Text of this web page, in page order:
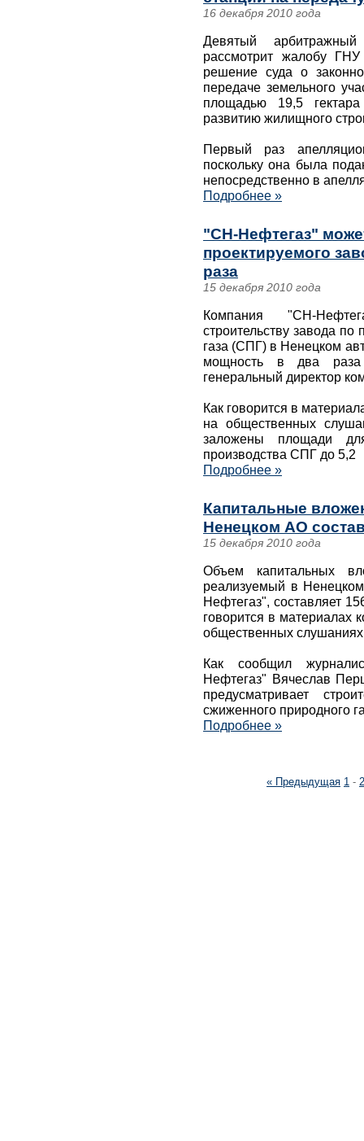
16 декабря 2010 года
Девятый
рассмотрит жалобу
решение суда о
передаче земельного
площадью 19,5
развитию жилищного
Первый раз
поскольку она была
непосредственно в
Подробнее »
"СН-Нефтегаз"
проектируемого
раза
15 декабря 2010 года
Компания "СН-
строительству завода по
газа (СПГ) в Ненецком
мощность в два
генеральный директор
Как говорится в
на общественных
заложены площади
производства СПГ до 5,2
Подробнее »
Капитальные
Ненецком АО
15 декабря 2010 года
Объем капитальных
реализуемый в
Нефтегаз", составляет
говорится в материалах
общественных слушаниях
Как сообщил
Нефтегаз" Вячеслав
предусматривает
сжиженного природного
Подробнее »
« Предыдущая 1 - 2